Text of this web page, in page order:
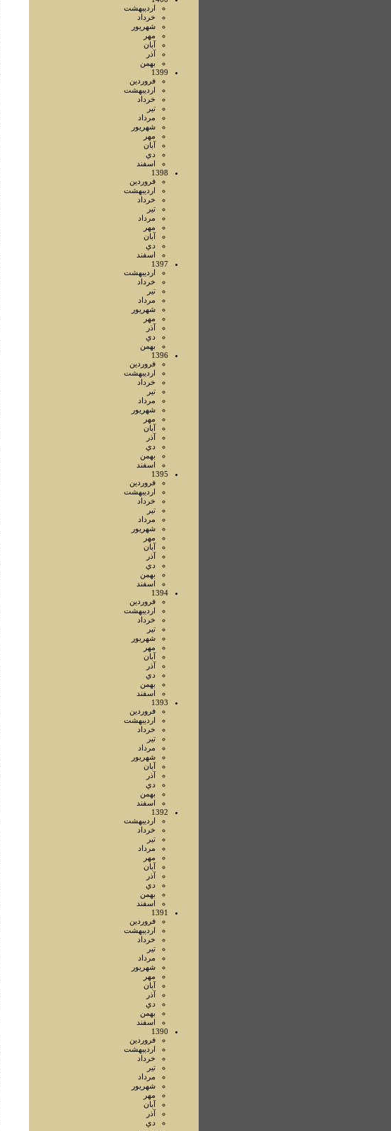
ارديبهشت
خرداد
شهريور
مهر
آبان
آذر
بهمن
1399
فروردين
ارديبهشت
خرداد
تير
مرداد
شهريور
مهر
آبان
دي
اسفند
1398
فروردين
ارديبهشت
خرداد
تير
مرداد
مهر
آبان
دي
اسفند
1397
ارديبهشت
خرداد
تير
مرداد
شهريور
مهر
آذر
دي
بهمن
1396
فروردين
ارديبهشت
خرداد
تير
مرداد
شهريور
مهر
آبان
آذر
دي
بهمن
اسفند
1395
فروردين
ارديبهشت
خرداد
تير
مرداد
شهريور
مهر
آبان
آذر
دي
بهمن
اسفند
1394
فروردين
ارديبهشت
خرداد
تير
شهريور
مهر
آبان
آذر
دي
بهمن
اسفند
1393
فروردين
ارديبهشت
خرداد
تير
مرداد
شهريور
آبان
آذر
دي
بهمن
اسفند
1392
ارديبهشت
خرداد
تير
مرداد
مهر
آبان
آذر
دي
بهمن
اسفند
1391
فروردين
ارديبهشت
خرداد
تير
مرداد
شهريور
مهر
آبان
آذر
دي
بهمن
اسفند
1390
فروردين
ارديبهشت
خرداد
تير
مرداد
شهريور
مهر
آبان
آذر
دي